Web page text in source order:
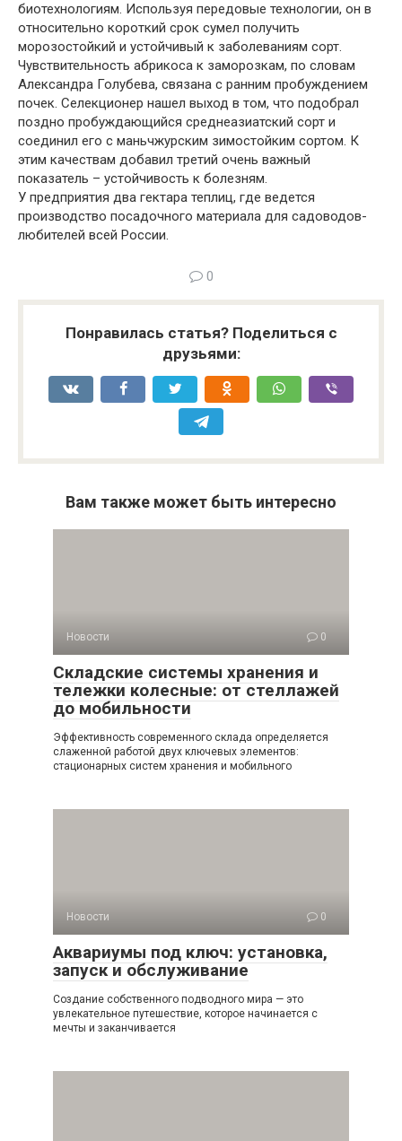
биотехнологиям. Используя передовые технологии, он в
относительно короткий срок сумел получить
морозостойкий и устойчивый к заболеваниям сорт.
Чувствительность абрикоса к заморозкам, по словам
Александра Голубева, связана с ранним пробуждением
почек. Селекционер нашел выход в том, что подобрал
поздно пробуждающийся среднеазиатский сорт и
соединил его с маньчжурским зимостойким сортом. К
этим качествам добавил третий очень важный
показатель – устойчивость к болезням.
У предприятия два гектара теплиц, где ведется
производство посадочного материала для садоводов-
любителей всей России.
0
Понравилась статья? Поделиться с
друзьями:
Вам также может быть интересно
Новости 0
Складские системы хранения и
тележки колесные: от стеллажей
до мобильности
Эффективность современного склада определяется
слаженной работой двух ключевых элементов:
стационарных систем хранения и мобильного
Новости 0
Аквариумы под ключ: установка,
запуск и обслуживание
Создание собственного подводного мира — это
увлекательное путешествие, которое начинается с
мечты и заканчивается